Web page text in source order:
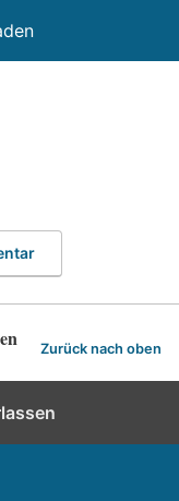
Zurück nach oben